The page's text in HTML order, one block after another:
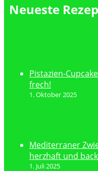
Neueste
Pistazien-
frech!
1. Oktober 2025
Mediterraner
herzhaft und
1. Juli 2025